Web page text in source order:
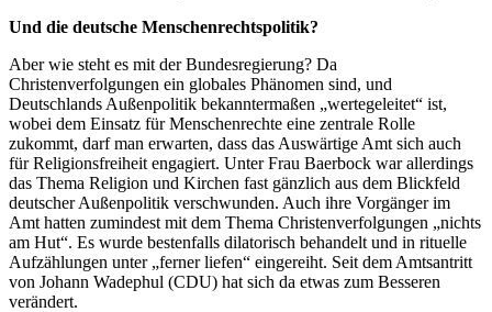
Und die deutsche Menschenrechtspolitik?
Aber wie steht es mit der Bundesregierung? Da
Christenverfolgungen ein globales Phänomen sind, und
Deutschlands Außenpolitik bekanntermaßen „wertegeleitet“ ist,
wobei dem Einsatz für Menschenrechte eine zentrale Rolle
zukommt, darf man erwarten, dass das Auswärtige Amt sich auch
für Religionsfreiheit engagiert. Unter Frau Baerbock war allerdings
das Thema Religion und Kirchen fast gänzlich aus dem Blickfeld
deutscher Außenpolitik verschwunden. Auch ihre Vorgänger im
Amt hatten zumindest mit dem Thema Christenverfolgungen „nichts
am Hut“. Es wurde bestenfalls dilatorisch behandelt und in rituelle
Aufzählungen unter „ferner liefen“ eingereiht. Seit dem Amtsantritt
von Johann Wadephul (CDU) hat sich da etwas zum Besseren
verändert.